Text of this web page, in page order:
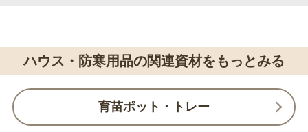
ハウス・防寒用品の関連資材をもっとみる
育苗ポット・トレー